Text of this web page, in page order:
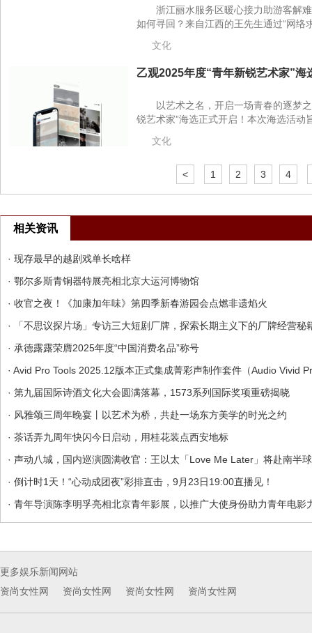
浙江丽水服务区暖心接力助游客解
如何寻回？来自江西的王先生通过“网络
文化
乙观2025年度“青年新锐艺术家”海
以艺术之名，开启一场青春的逐梦
锐艺术家”海选正式开启！本次海选活动
文化
< 1 2 3 4
相关资讯
· 现存最早的越剧戏单长啥样
· 鄂尔多斯青铜器特展亮相北京大运河博物馆
· 收官之夜！《加康加年味》第四季新春游园会点燃非遗焰火
· 「不思议探片场」专访三大短剧厂牌，探索长期主义下的厂牌经营秘
· 承德露露荣膺2025年度“中国消费名品”称号
· Avid Pro Tools 2025.12版本正式集成菁彩声制作套件（Audio Vivid
· 第九届国际诗酒文化大会圆满落幕，1573系列国际奖项重磅揭晓
· 风雅颂三周年晚宴丨以艺术为桥，共赴一场东方美学的时光之约
· 茶话弄九周年快闪今日启动，用桂花装点西安地标
· 声动八城，国内巡演圆满收官：王以太「Love Me Later」将赴南半
· 倒计时1天！“心动成团夜”彩排直击，9月23日19:00直播见！
· 青年导演陈李明孚亮相北京青年影展，以推广大使身份助力青年电影
更多娱乐新闻网站
资尚女性网
资尚女性网 资尚女性网 资尚女性网